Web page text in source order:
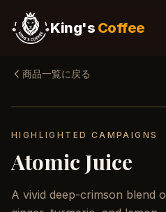
King's Coffee
商品一覧に戻る
HIGHLIGHTED CAMPAIGNS
Atomic Juice
A vivid deep-crimson blend